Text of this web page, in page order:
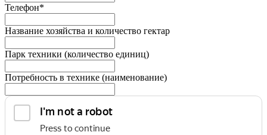
Телефон*
Название хозяйства и количество гектар
Парк техники (количество единиц)
Потребность в технике (наименование)